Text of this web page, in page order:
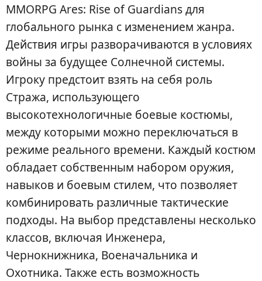
MMORPG Ares: Rise of Guardians для
глобального рынка с изменением жанра.
Действия игры разворачиваются в условиях
войны за будущее Солнечной системы.
Игроку предстоит взять на себя роль
Стража, использующего
высокотехнологичные боевые костюмы,
между которыми можно переключаться в
режиме реального времени. Каждый костюм
обладает собственным набором оружия,
навыков и боевым стилем, что позволяет
комбинировать различные тактические
подходы. На выбор представлены несколько
классов, включая Инженера,
Чернокнижника, Военачальника и
Охотника. Также есть возможность